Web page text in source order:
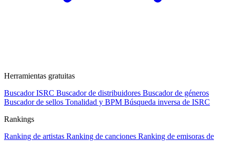
Herramientas gratuitas
Buscador ISRC Buscador de distribuidores Buscador de géneros
Buscador de sellos Tonalidad y BPM Búsqueda inversa de ISRC
Rankings
Ranking de artistas Ranking de canciones Ranking de emisoras de